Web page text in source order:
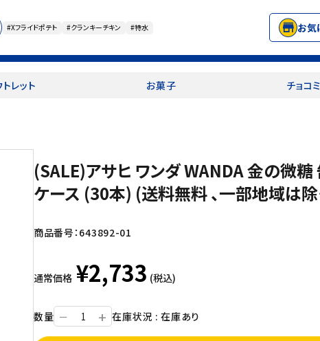
#Xフライドポテト #クランキーチキン #特水 お気
レット お菓子 チョコ
(SALE)アサヒ ワンダ WANDA 金の微
ケース (30本) (送料無料 、一部地域は除
商品番号： 643892-01
通常価格 ¥2,733 (税込)
数量 ー + 在庫状況 : 在庫あり